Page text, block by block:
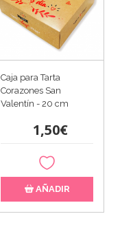
Caja para Tarta
Corazones San
Valentín - 20 cm
1,50€
AÑADIR